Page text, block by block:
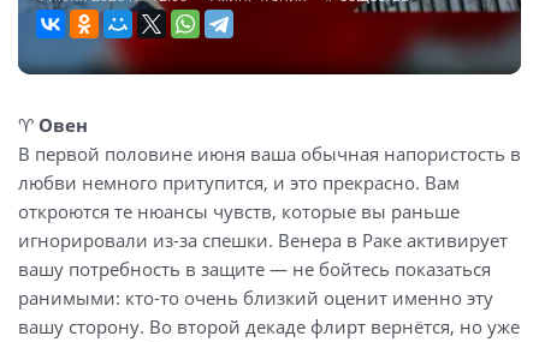
♈ Овен
В первой половине июня ваша обычная напористость в
любви немного притупится, и это прекрасно. Вам
откроются те нюансы чувств, которые вы раньше
игнорировали из-за спешки. Венера в Раке активирует
вашу потребность в защите — не бойтесь показаться
ранимыми: кто-то очень близкий оценит именно эту
вашу сторону. Во второй декаде флирт вернётся, но уже